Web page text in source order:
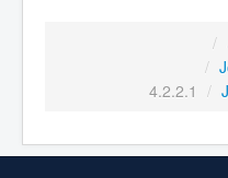
/
/
/
4.2.2.1